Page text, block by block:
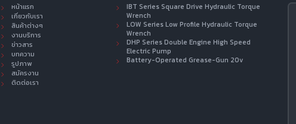
หน้าแรก
เกี่ยวกับเรา
สินค้าต่างๆ
งานบริการ
ข่าวสาร
บทความ
รูปภาพ
สมัครงาน
ติดต่อเรา
IBT Series Square Drive Hydraulic Torque
Wrench
LOW Series Low Profile Hydraulic Torque
Wrench
DHP Series Double Engine High Speed
Electric Pump
Battery-Operated Grease-Gun 20v